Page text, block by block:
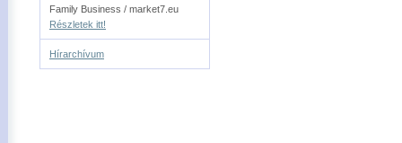
Family Business / market7.eu
Részletek itt!
Hírarchívum